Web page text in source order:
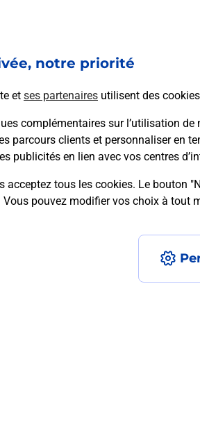
notre priorité
et ses partenaires utilisent des
complémentaires sur l’utilisation
parcours clients et personnaliser en
publicités en lien avec vos centres
acceptez tous les cookies. Le bouton
pouvez modifier vos choix à tout
: MULHOUSE
solutions
dans vos bureaux
(68100) !
avec médaillon